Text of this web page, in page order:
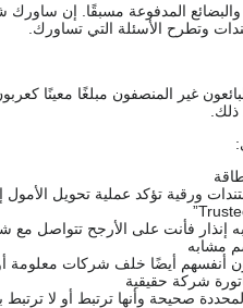
والبضائع المدفوعة مسبقًا. إن
وتطرح الأسئلة التي تساورك.
غير المنصفون مبلغًا معينًا
ورقية تؤكد عملية تحويل
إنذار فأنت على الأرجح تتواصل
مشابه
أنفسهم أيضًا خلف شركات
شركة حقيقية
صحيحة وأنها ترتبط أو لا ترتبط